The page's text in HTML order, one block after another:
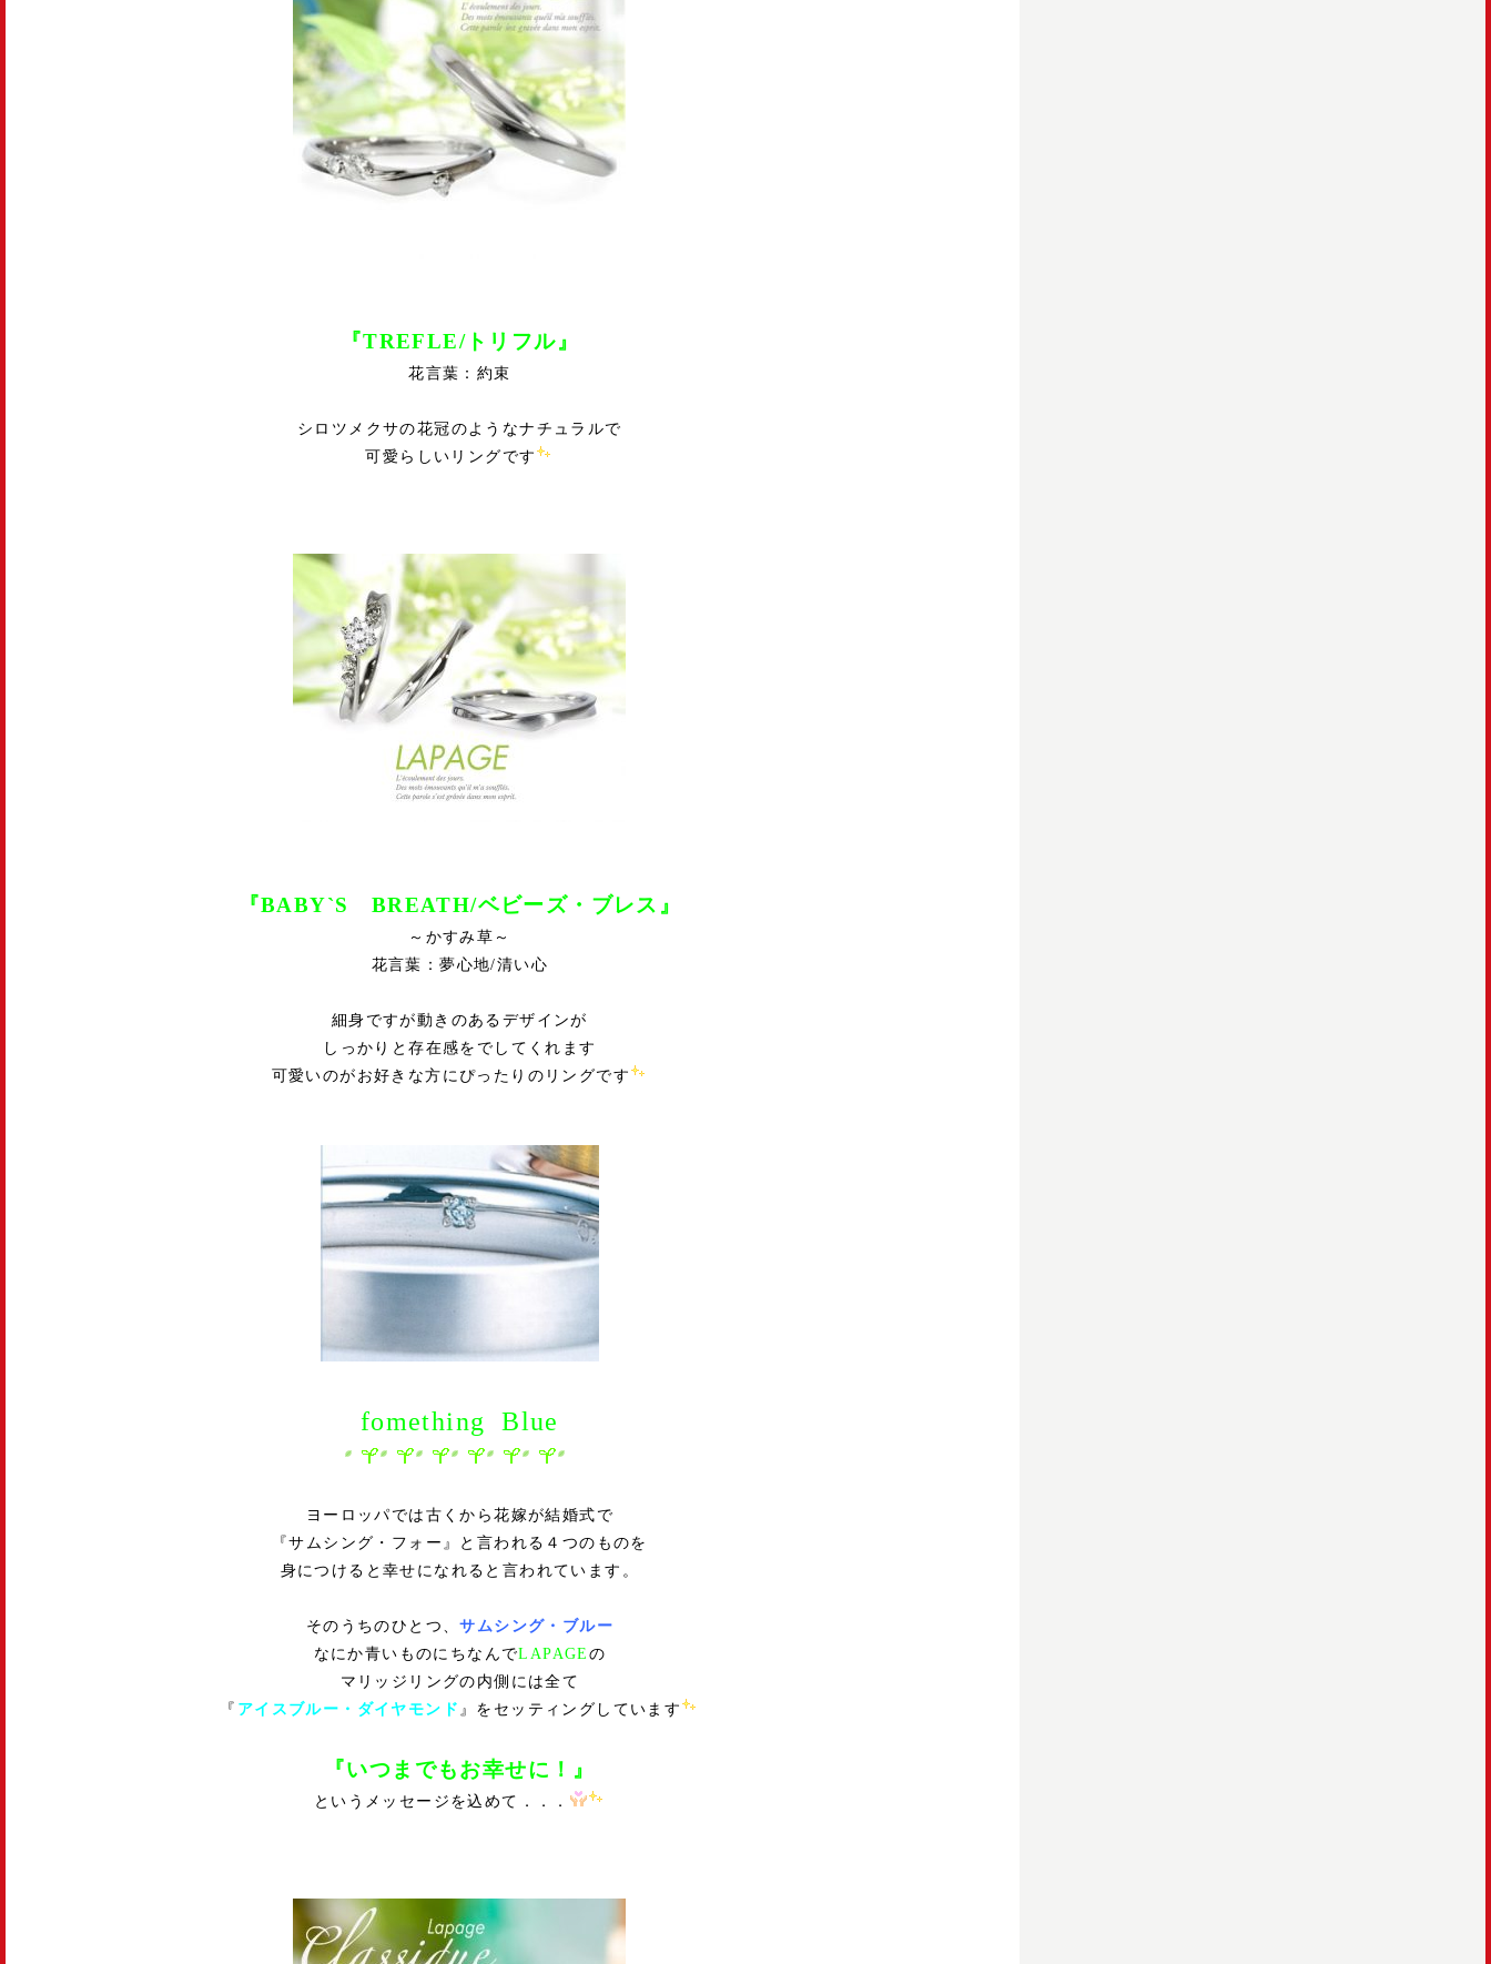
『TREFLE/トリフル』
花言葉：約束
シロツメクサの花冠のようなナチュラルで
可愛らしいリングです
『BABY`S BREATH/ベビーズ・ブレス』
～かすみ草～
花言葉：夢心地/清い心
細身ですが動きのあるデザインが
しっかりと存在感をでしてくれます
可愛いのがお好きな方にぴったりのリングです
fomething Blue
ヨーロッパでは古くから花嫁が結婚式で
『サムシング・フォー』と言われる４つのものを
身につけると幸せになれると言われています。
そのうちのひとつ、サムシング・ブルー
なにか青いものにちなんでLAPAGE の
マリッジリングの内側には全て
『 アイスブルー・ダイヤモンド 』をセッティングしています
『いつまでもお幸せに！』
というメッセージを込めて．．．